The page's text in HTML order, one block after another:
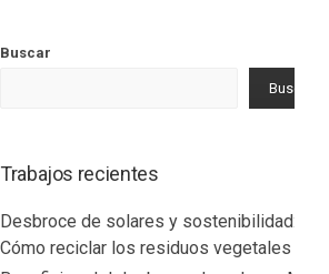
Buscar
Buscar
Trabajos recientes
Desbroce de solares y sostenibilidad:
Cómo reciclar los residuos vegetales